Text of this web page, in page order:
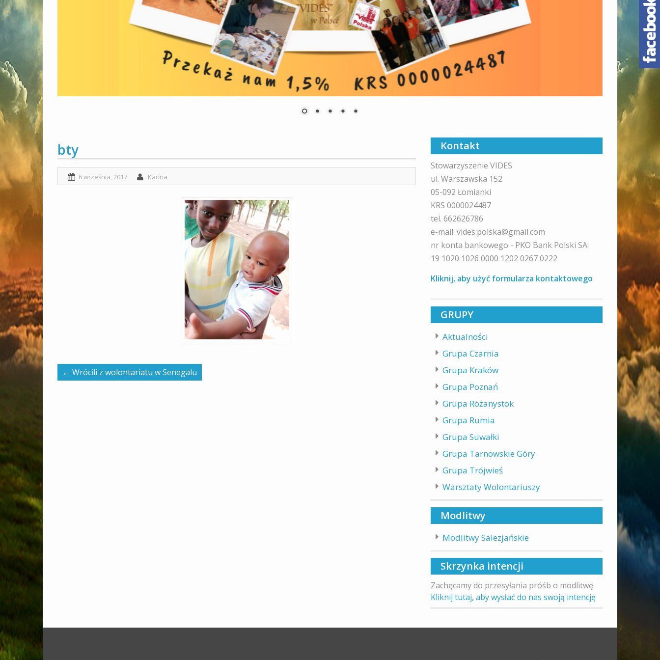
bty
6 września, 2017 Karina
← Wrócili z wolontariatu w Senegalu
Kontakt
Stowarzyszenie VIDES
ul. Warszawska 152
05-092 Łomianki
KRS 0000024487
tel. 662626786
e-mail: vides.polska@gmail.com
nr konta bankowego - PKO Bank Polski SA:
19 1020 1026 0000 1202 0267 0222
Kliknij, aby użyć formularza kontaktowego
GRUPY
Aktualności
Grupa Czarnia
Grupa Kraków
Grupa Poznań
Grupa Różanystok
Grupa Rumia
Grupa Suwałki
Grupa Tarnowskie Góry
Grupa Trójwieś
Warsztaty Wolontariuszy
Modlitwy
Modlitwy Salezjańskie
Skrzynka intencji
Zachęcamy do przesyłania próśb o modlitwę.
Kliknij tutaj, aby wysłać do nas swoją intencję